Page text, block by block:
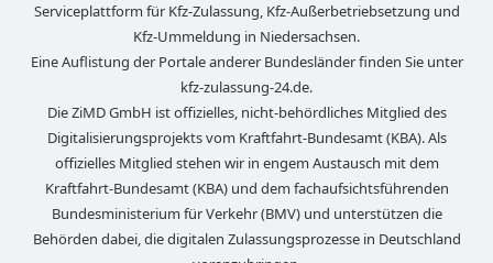
Serviceplattform für Kfz-Zulassung, Kfz-Außerbetriebsetzung und
Kfz-Ummeldung in Niedersachsen.
Eine Auflistung der Portale anderer Bundesländer finden Sie unter
kfz-zulassung-24.de.
Die ZiMD GmbH ist offizielles, nicht-behördliches Mitglied des
Digitalisierungsprojekts vom Kraftfahrt-Bundesamt (KBA). Als
offizielles Mitglied stehen wir in engem Austausch mit dem
Kraftfahrt-Bundesamt (KBA) und dem fachaufsichtsführenden
Bundesministerium für Verkehr (BMV) und unterstützen die
Behörden dabei, die digitalen Zulassungsprozesse in Deutschland